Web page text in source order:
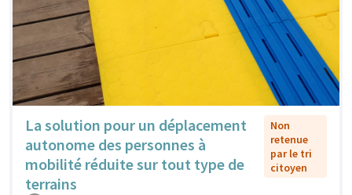
La solution pour un déplacement
autonome des personnes à
mobilité réduite sur tout type de
terrains
Non
retenue
par le tri
citoyen